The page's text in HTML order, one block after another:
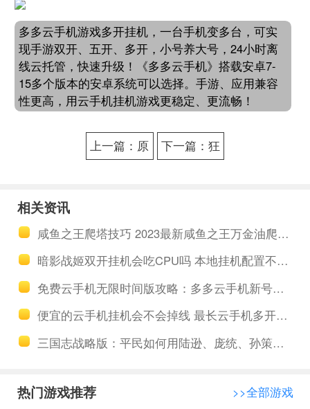
多多云手机游戏多开挂机，一台手机变多台，可实
现手游双开、五开、多开，小号养大号，24小时离
线云托管，快速升级！《多多云手机》搭载安卓7-
15多个版本的安卓系统可以选择。手游、应用兼容
性更高，用云手机挂机游戏更稳定、更流畅！
上一篇：原
荐
下一篇：狂
相关资讯
咸鱼之王爬塔技巧 2023最新咸鱼之王万金油爬塔阵容搭配推荐
暗影战姬双开挂机会吃CPU吗 本地挂机配置不够该怎么办
免费云手机无限时间版攻略：多多云手机新号注册免费送一台云手机
便宜的云手机挂机会不会掉线 最长云手机多开挂机时间是多久
三国志战略版：平民如何用陆逊、庞统、孙策打造强力阵容？
热门游戏推荐 >>全部游戏